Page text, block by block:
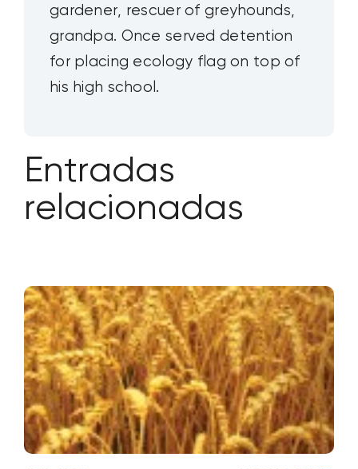
gardener, rescuer of greyhounds,
grandpa. Once served detention
for placing ecology flag on top of
his high school.
Entradas
relacionadas